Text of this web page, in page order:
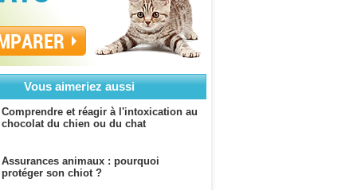
Vous aimeriez aussi
Comprendre et réagir à l'intoxication au
chocolat du chien ou du chat
Assurances animaux : pourquoi
protéger son chiot ?